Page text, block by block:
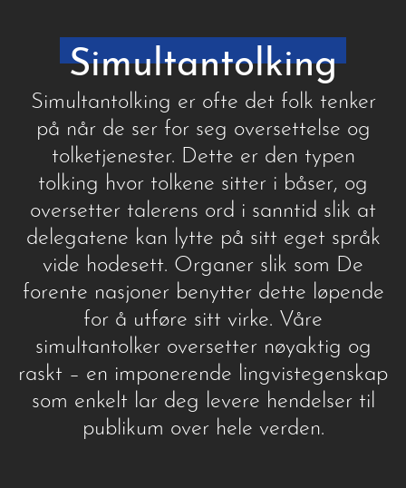
Simultantolking
Simultantolking er ofte det folk tenker
på når de ser for seg oversettelse og
tolketjenester. Dette er den typen
tolking hvor tolkene sitter i båser, og
oversetter talerens ord i sanntid slik at
delegatene kan lytte på sitt eget språk
vide hodesett. Organer slik som De
forente nasjoner benytter dette løpende
for å utføre sitt virke. Våre
simultantolker oversetter nøyaktig og
raskt – en imponerende lingvistegenskap
som enkelt lar deg levere hendelser til
publikum over hele verden.